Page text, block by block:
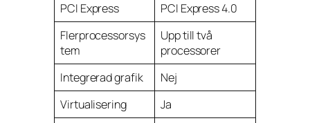
PCI Express
PCI Express 4.0
Flerprocessorsys
tem
Upp till två
processorer
Integrerad grafik
Nej
Virtualisering
Ja